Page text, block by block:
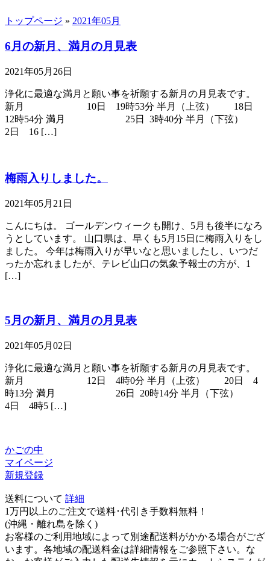
トップページ » 2021年05月
6月の新月、満月の月見表
2021年05月26日
浄化に最適な満月と願い事を祈願する新月の月見表です。
新月 10日 19時53分 半月（上弦） 18日
12時54分 満月 25日 3時40分 半月（下弦）
2日 16 […]
梅雨入りしました。
2021年05月21日
こんにちは。 ゴールデンウィークも開け、5月も後半になろ
うとしています。 山口県は、早くも5月15日に梅雨入りをし
ました。 今年は梅雨入りが早いなと思いましたし、いつだ
ったか忘れましたが、テレビ山口の気象予報士の方が、1
[…]
5月の新月、満月の月見表
2021年05月02日
浄化に最適な満月と願い事を祈願する新月の月見表です。
新月 12日 4時0分 半月（上弦） 20日 4
時13分 満月 26日 20時14分 半月（下弦）
4日 4時5 […]
かごの中
マイページ
新規登録
送料について 詳細
1万円以上のご注文で送料･代引き手数料無料 ！
(沖縄・離れ島を除く)
お客様のご利用地域によって別途配送料がかかる場合がござ
います。各地域の配送料金は詳細情報をご参照下さい。な